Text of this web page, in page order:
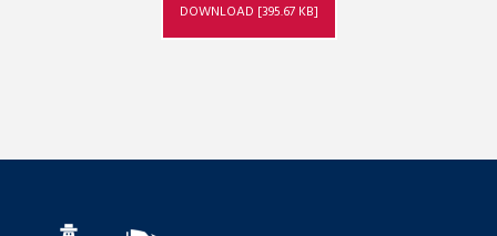
DOWNLOAD [395.67 KB]